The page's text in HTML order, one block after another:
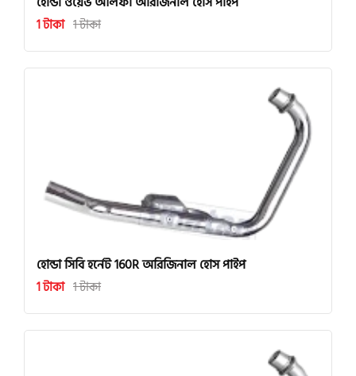
1 টাকা 1 টাকা
হোন্ডা সিবি হর্নেট 160R অরিজিনাল হোস পাইপ
1 টাকা 1 টাকা